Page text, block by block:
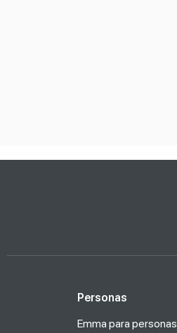
Personas
Emma para personas